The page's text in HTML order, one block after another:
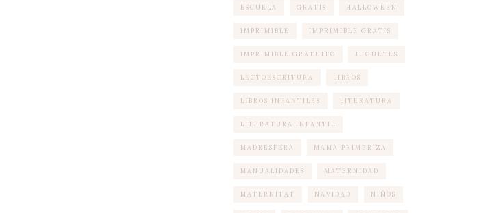
ESCUELA GRATIS HALLOWEEN
IMPRIMIBLE IMPRIMIBLE GRATIS
IMPRIMIBLE GRATUITO JUGUETES
LECTOESCRITURA LIBROS
LIBROS INFANTILES LITERATURA
LITERATURA INFANTIL
MADRESFERA MAMA PRIMERIZA
MANUALIDADES MATERNIDAD
MATERNITAT NAVIDAD NIÑOS